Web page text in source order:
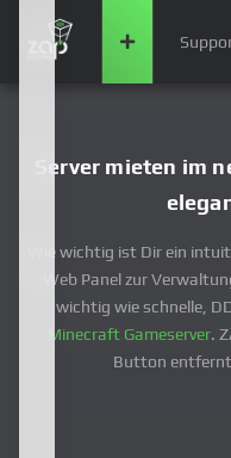
Server mieten im
Wie wichtig ist Dir ein
Web Panel zur
wichtig wie schnelle,
Minecraft Gameserver.
Button